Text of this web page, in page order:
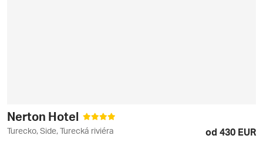
Nerton Hotel
Turecko, Side, Turecká riviéra od 430 EUR